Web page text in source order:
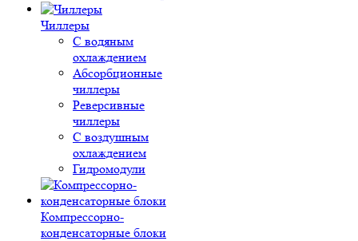
Чиллеры
С водяным
охлаждением
Абсорбционные
чиллеры
Реверсивные
чиллеры
С воздушным
охлаждением
Гидромодули
Компрессорно-
конденсаторные блоки